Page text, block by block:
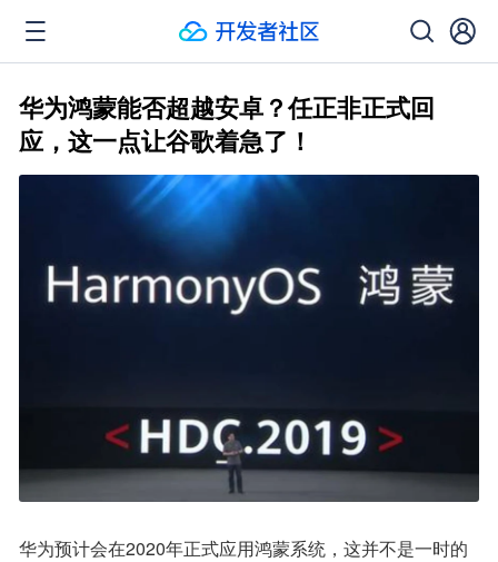
华为鸿蒙能否超越安卓？任正非正式回
应，这一点让谷歌着急了！
华为预计会在2020年正式应用鸿蒙系统，这并不是一时的